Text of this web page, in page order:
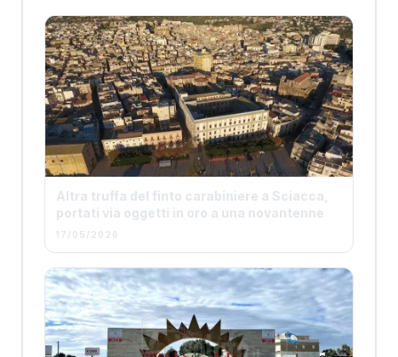
Altra truffa del finto carabiniere a Sciacca,
portati via oggetti in oro a una novantenne
17/05/2026